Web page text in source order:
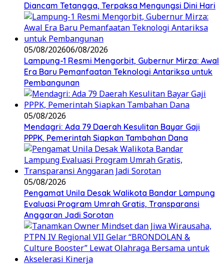
Diancam Tetangga, Terpaksa Mengungsi Dini Hari
05/08/202606/08/2026
Lampung-1 Resmi Mengorbit, Gubernur Mirza: Awal
Era Baru Pemanfaatan Teknologi Antariksa untuk
Pembangunan
05/08/2026
Mendagri: Ada 79 Daerah Kesulitan Bayar Gaji
PPPK, Pemerintah Siapkan Tambahan Dana
05/08/2026
Pengamat Unila Desak Walikota Bandar Lampung
Evaluasi Program Umrah Gratis, Transparansi
Anggaran Jadi Sorotan